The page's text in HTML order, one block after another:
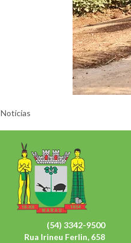
Notícias
(54) 3342-9500
Rua Irineu Ferlin, 658